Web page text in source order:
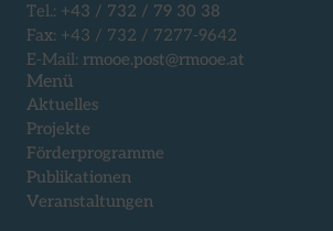
Tel.: +43 / 732 / 79 30 38
Fax: +43 / 732 / 7277-9642
E-Mail: rmooe.post@rmooe.at
Menü
Aktuelles
Projekte
Förderprogramme
Publikationen
Veranstaltungen